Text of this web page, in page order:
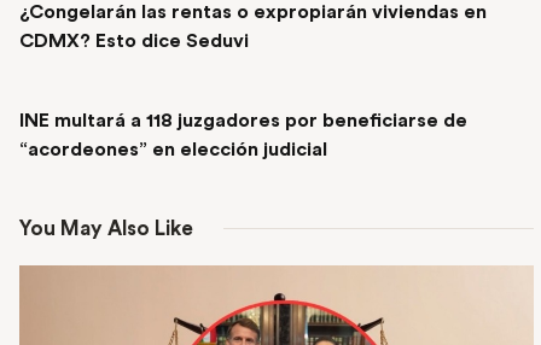
¿Congelarán las rentas o expropiarán viviendas en
CDMX? Esto dice Seduvi
INE multará a 118 juzgadores por beneficiarse de
“acordeones” en elección judicial
You May Also Like